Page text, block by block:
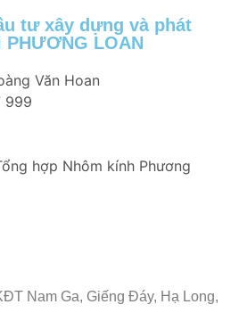
tư xây dựng và phát
LOAN
Văn Hoan
999
hợp Nhôm kính Phương
Nam Ga, Giếng Đáy, Hạ Long,